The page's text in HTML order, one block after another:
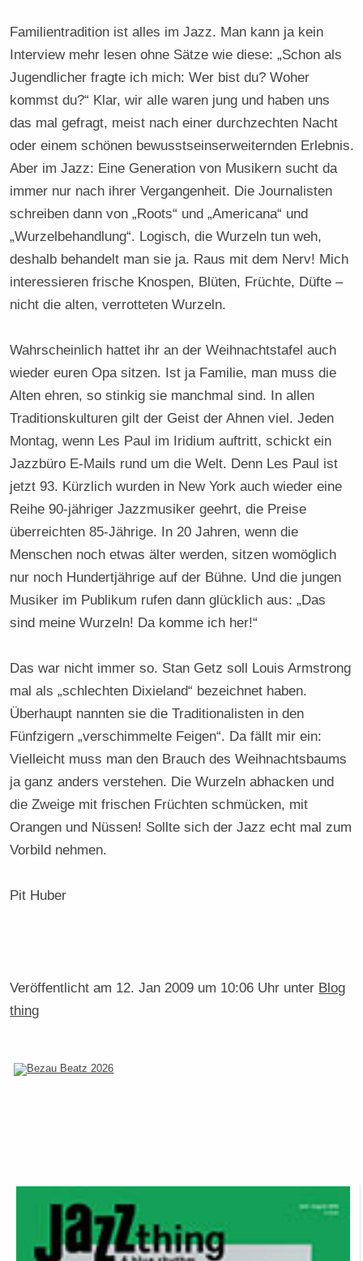
Familientradition ist alles im Jazz. Man kann ja kein
Interview mehr lesen ohne Sätze wie diese: „Schon als
Jugendlicher fragte ich mich: Wer bist du? Woher
kommst du?“ Klar, wir alle waren jung und haben uns
das mal gefragt, meist nach einer durchzechten Nacht
oder einem schönen bewusstseinserweiternden Erlebnis.
Aber im Jazz: Eine Generation von Musikern sucht da
immer nur nach ihrer Vergangenheit. Die Journalisten
schreiben dann von „Roots“ und „Americana“ und
„Wurzelbehandlung“. Logisch, die Wurzeln tun weh,
deshalb behandelt man sie ja. Raus mit dem Nerv! Mich
interessieren frische Knospen, Blüten, Früchte, Düfte –
nicht die alten, verrotteten Wurzeln.
Wahrscheinlich hattet ihr an der Weihnachtstafel auch
wieder euren Opa sitzen. Ist ja Familie, man muss die
Alten ehren, so stinkig sie manchmal sind. In allen
Traditionskulturen gilt der Geist der Ahnen viel. Jeden
Montag, wenn Les Paul im Iridium auftritt, schickt ein
Jazzbüro E-Mails rund um die Welt. Denn Les Paul ist
jetzt 93. Kürzlich wurden in New York auch wieder eine
Reihe 90-jähriger Jazzmusiker geehrt, die Preise
überreichten 85-Jährige. In 20 Jahren, wenn die
Menschen noch etwas älter werden, sitzen womöglich
nur noch Hundertjährige auf der Bühne. Und die jungen
Musiker im Publikum rufen dann glücklich aus: „Das
sind meine Wurzeln! Da komme ich her!“
Das war nicht immer so. Stan Getz soll Louis Armstrong
mal als „schlechten Dixieland“ bezeichnet haben.
Überhaupt nannten sie die Traditionalisten in den
Fünfzigern „verschimmelte Feigen“. Da fällt mir ein:
Vielleicht muss man den Brauch des Weihnachtsbaums
ja ganz anders verstehen. Die Wurzeln abhacken und
die Zweige mit frischen Früchten schmücken, mit
Orangen und Nüssen! Sollte sich der Jazz echt mal zum
Vorbild nehmen.
Pit Huber
Veröffentlicht am 12. Jan 2009 um 10:06 Uhr unter Blog
thing